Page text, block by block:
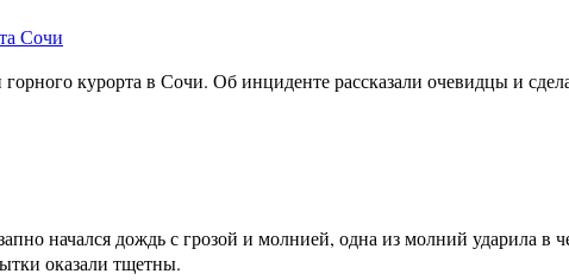
Сочи
курорта в Сочи. Об инциденте рассказали очевидцы и
начался дождь с грозой и молнией, одна из молний ударила
оказали тщетны.